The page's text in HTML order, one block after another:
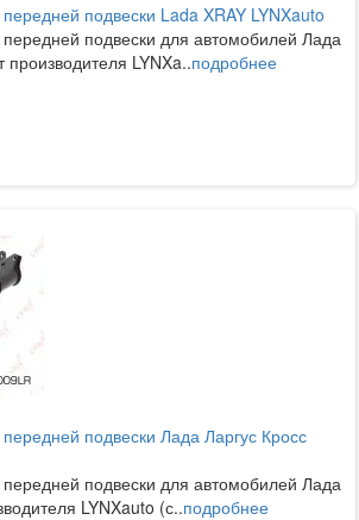
подвески Lada XRAY LYNXauto
подвески для автомобилей Лада
LYNXa..подробнее
подвески Лада Ларгус Кросс
подвески для автомобилей Лада
LYNXauto (с..подробнее